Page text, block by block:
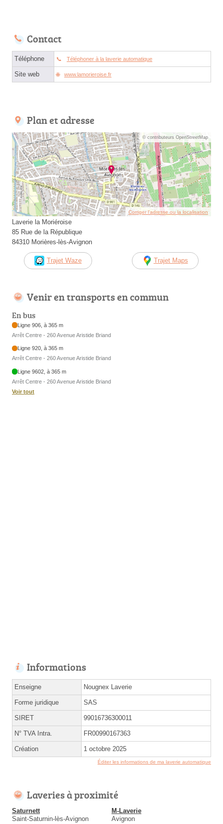
Contact
Téléphone Téléphoner à la laverie automatique
Site web www.lamorieroise.fr
Plan et adresse
© contributeurs OpenStreetMap
Corriger l’adresse ou la localisation
Laverie la Moriéroise
85 Rue de la République
84310 Morières-lès-Avignon
Trajet Waze Trajet Maps
Venir en transports en commun
En bus
Ligne 906, à 365 m
Arrêt Centre - 260 Avenue Aristide Briand
Ligne 920, à 365 m
Arrêt Centre - 260 Avenue Aristide Briand
Ligne 9602, à 365 m
Arrêt Centre - 260 Avenue Aristide Briand
Voir tout
Informations
Enseigne Nougnex Laverie
Forme juridique SAS
SIRET 99016736300011
N° TVA Intra. FR00990167363
Création 1 octobre 2025
Éditer les informations de ma laverie automatique
Laveries à proximité
Saturnett
Saint-Saturnin-lès-Avignon
M-Laverie
Avignon